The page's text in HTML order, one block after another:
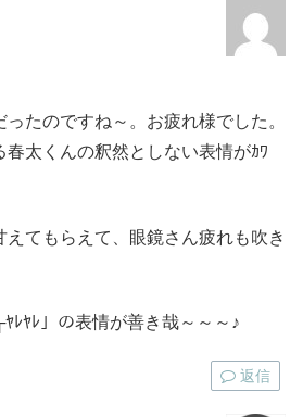
たのですね～。お疲れ様でした。
太くんの釈然としない表情がｶﾜ
えてもらえて、眼鏡さん疲れも吹き
ﾚﾔﾚ」の表情が善き哉～～～♪
返信